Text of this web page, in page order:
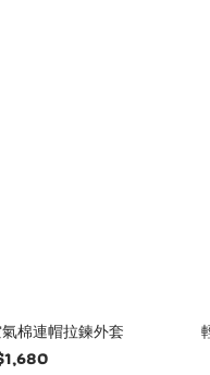
棉連帽拉鍊外套